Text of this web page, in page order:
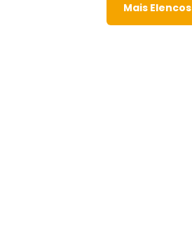
Mais Elencos